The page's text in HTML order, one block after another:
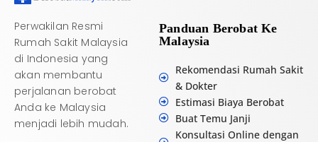
Perwakilan Resmi
Rumah Sakit Malaysia
di Indonesia yang
akan membantu
perjalanan berobat
Anda ke Malaysia
menjadi lebih mudah.
Panduan Berobat Ke
Malaysia
Rekomendasi Rumah Sakit
& Dokter
Estimasi Biaya Berobat
Buat Temu Janji
Konsultasi Online dengan